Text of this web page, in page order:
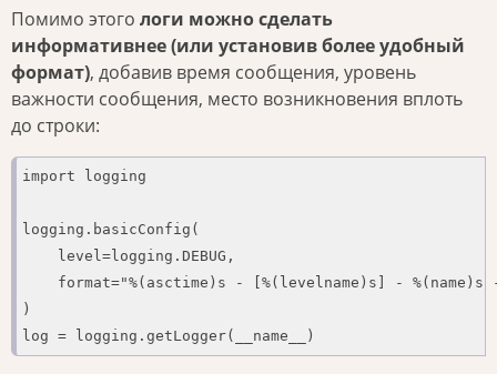
Помимо этого логи можно сделать
информативнее (или установив более удобный
формат), добавив время сообщения, уровень
важности сообщения, место возникновения вплоть
до строки:
import logging
logging.basicConfig(
    level=logging.DEBUG,
format="%(asctime)s - [%(levelname)s] -
)
log = logging.getLogger(__name__)